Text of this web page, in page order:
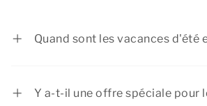
Quand sont les vacances d'été
Y a-t-il une offre spéciale pour